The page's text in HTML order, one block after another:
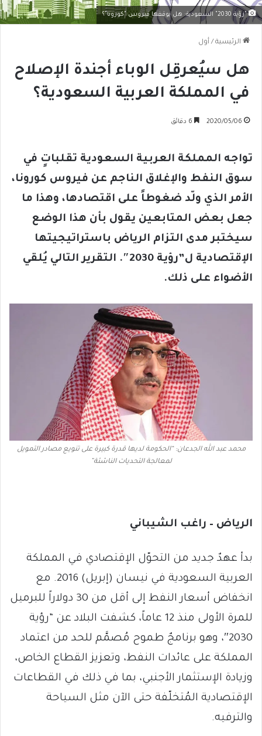
"رؤية 2030" السعودية: هل يوقفها فيروس "كورونا"؟
الرئيسية / أول
هل سيُعرقِل الوباء أجندة الإصلاح
في المملكة العربية السعودية؟
2020/05/06
تواجه المملكة العربية السعودية تقلباتٍ في
سوق النفط والإغلاق الناجم عن فيروس كورونا،
الأمر الذي ولّد ضغوطاً على اقتصادها، وهذا ما
جعل بعض المتابعين يقول بأن هذا الوضع
سيختبر مدى التزام الرياض باستراتيجيتها
الإقتصادية ل”رؤية 2030″. التقرير التالي يُلقي
الأضواء على ذلك.
محمد عبد الله الجدعان: “الحكومة لديها قدرة كبيرة على تنويع مصادر التمويل
لمعالجة التحديات الناشئة”
الرياض – راغب الشيباني
بدأ عهدٌ جديد من التحوّل الإقتصادي في المملكة
العربية السعودية في نيسان (إبريل) 2016. مع
انخفاض أسعار النفط إلى أقل من 30 دولاراً للبرميل
للمرة الأولى منذ 12 عاماً، كشفت البلاد عن “رؤية
2030″، وهو برنامجٌ طموح مُصمَّم للحد من اعتماد
المملكة على عائدات النفط، وتعزيز القطاع الخاص،
وزيادة الإستثمار الأجنبي، بما في ذلك في القطاعات
الإقتصادية المُتخلّفة حتى الآن مثل السياحة
والترفيه.